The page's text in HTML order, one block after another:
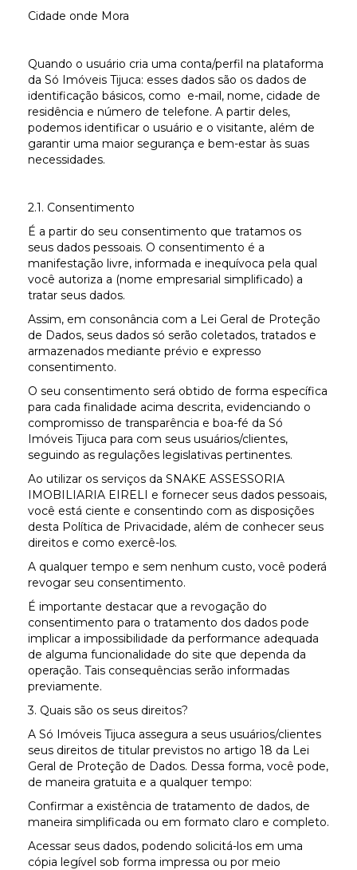
Cidade onde Mora
Quando o usuário cria uma conta/perfil na plataforma
da Só Imóveis Tijuca: esses dados são os dados de
identificação básicos, como e-mail, nome, cidade de
residência e número de telefone. A partir deles,
podemos identificar o usuário e o visitante, além de
garantir uma maior segurança e bem-estar às suas
necessidades.
2.1. Consentimento
É a partir do seu consentimento que tratamos os
seus dados pessoais. O consentimento é a
manifestação livre, informada e inequívoca pela qual
você autoriza a (nome empresarial simplificado) a
tratar seus dados.
Assim, em consonância com a Lei Geral de Proteção
de Dados, seus dados só serão coletados, tratados e
armazenados mediante prévio e expresso
consentimento.
O seu consentimento será obtido de forma específica
para cada finalidade acima descrita, evidenciando o
compromisso de transparência e boa-fé da Só
Imóveis Tijuca para com seus usuários/clientes,
seguindo as regulações legislativas pertinentes.
Ao utilizar os serviços da SNAKE ASSESSORIA
IMOBILIARIA EIRELI e fornecer seus dados pessoais,
você está ciente e consentindo com as disposições
desta Política de Privacidade, além de conhecer seus
direitos e como exercê-los.
A qualquer tempo e sem nenhum custo, você poderá
revogar seu consentimento.
É importante destacar que a revogação do
consentimento para o tratamento dos dados pode
implicar a impossibilidade da performance adequada
de alguma funcionalidade do site que dependa da
operação. Tais consequências serão informadas
previamente.
3. Quais são os seus direitos?
A Só Imóveis Tijuca assegura a seus usuários/clientes
seus direitos de titular previstos no artigo 18 da Lei
Geral de Proteção de Dados. Dessa forma, você pode,
de maneira gratuita e a qualquer tempo:
Confirmar a existência de tratamento de dados, de
maneira simplificada ou em formato claro e completo.
Acessar seus dados, podendo solicitá-los em uma
cópia legível sob forma impressa ou por meio